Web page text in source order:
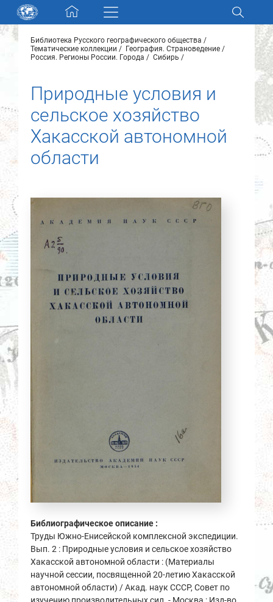
Skip navigation
Разделы и коллекции
Новости
О нас
Контакты
Партнеры
Библиотека Русского географического общества
Тематические коллекции
География. Страноведение
Россия. Регионы России. Города
Сибирь
Природные условия и
сельское хозяйство
Хакасской автономной
области
Библиографическое описание :
Труды Южно-Енисейской комплексной экспедиции.
Вып. 2 : Природные условия и сельское хозяйство
Хакасской автономной области : (Материалы
научной сессии, посвященной 20-летию Хакасской
автономной области) / Акад. наук СССР, Совет по